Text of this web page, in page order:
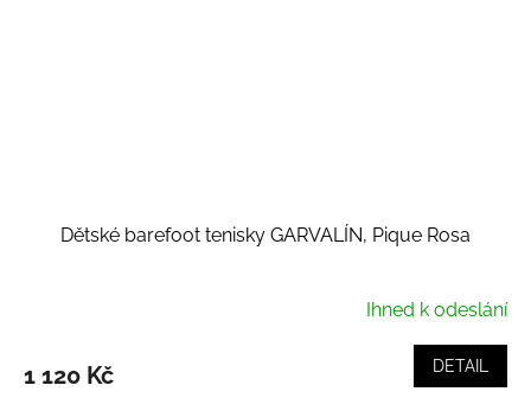
Dětské barefoot tenisky GARVALÍN, Pique Rosa
Ihned k odeslání
1 120 Kč DETAIL